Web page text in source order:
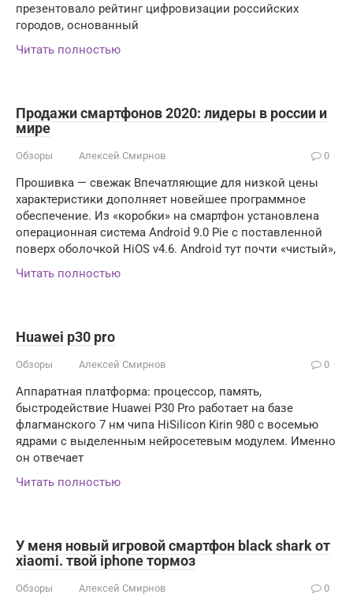
презентовало рейтинг цифровизации российских
городов, основанный
Читать полностью
Продажи смартфонов 2020: лидеры в россии и
мире
Обзоры Алексей Смирнов 0
Прошивка — свежак Впечатляющие для низкой цены
характеристики дополняет новейшее программное
обеспечение. Из «коробки» на смартфон установлена
операционная система Android 9.0 Pie с поставленной
поверх оболочкой HiOS v4.6. Android тут почти «чистый»,
Читать полностью
Huawei p30 pro
Обзоры Алексей Смирнов 0
Аппаратная платформа: процессор, память,
быстродействие Huawei P30 Pro работает на базе
флагманского 7 нм чипа HiSilicon Kirin 980 с восемью
ядрами с выделенным нейросетевым модулем. Именно
он отвечает
Читать полностью
У меня новый игровой смартфон black shark от
xiaomi. твой iphone тормоз
Обзоры Алексей Смирнов 0